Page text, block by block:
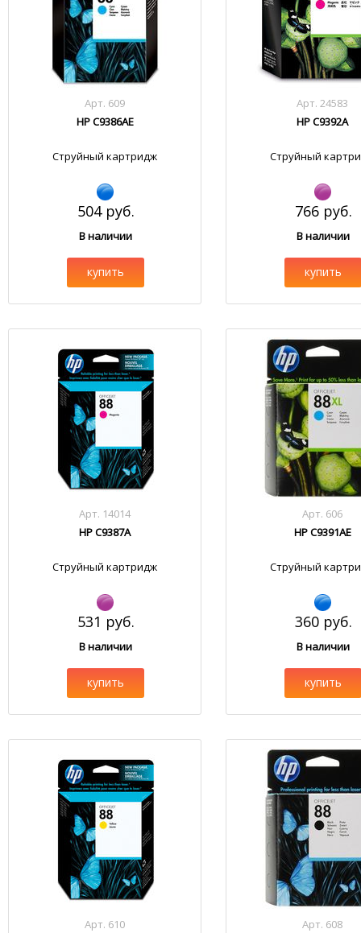
Арт. 609
HP C9386AE
Струйный картридж
504 руб.
В наличии
купить
Арт. 24583
HP C9392A
Струйный
766 руб.
В наличии
купить
Арт. 14014
HP C9387A
Струйный картридж
531 руб.
В наличии
купить
Арт. 606
HP C9391AE
Струйный
360 руб.
В наличии
купить
Арт. 610 Арт. 608